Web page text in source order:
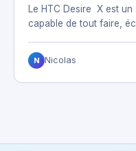
Le HTC Desire X est
capable de tout faire,
N Nicolas